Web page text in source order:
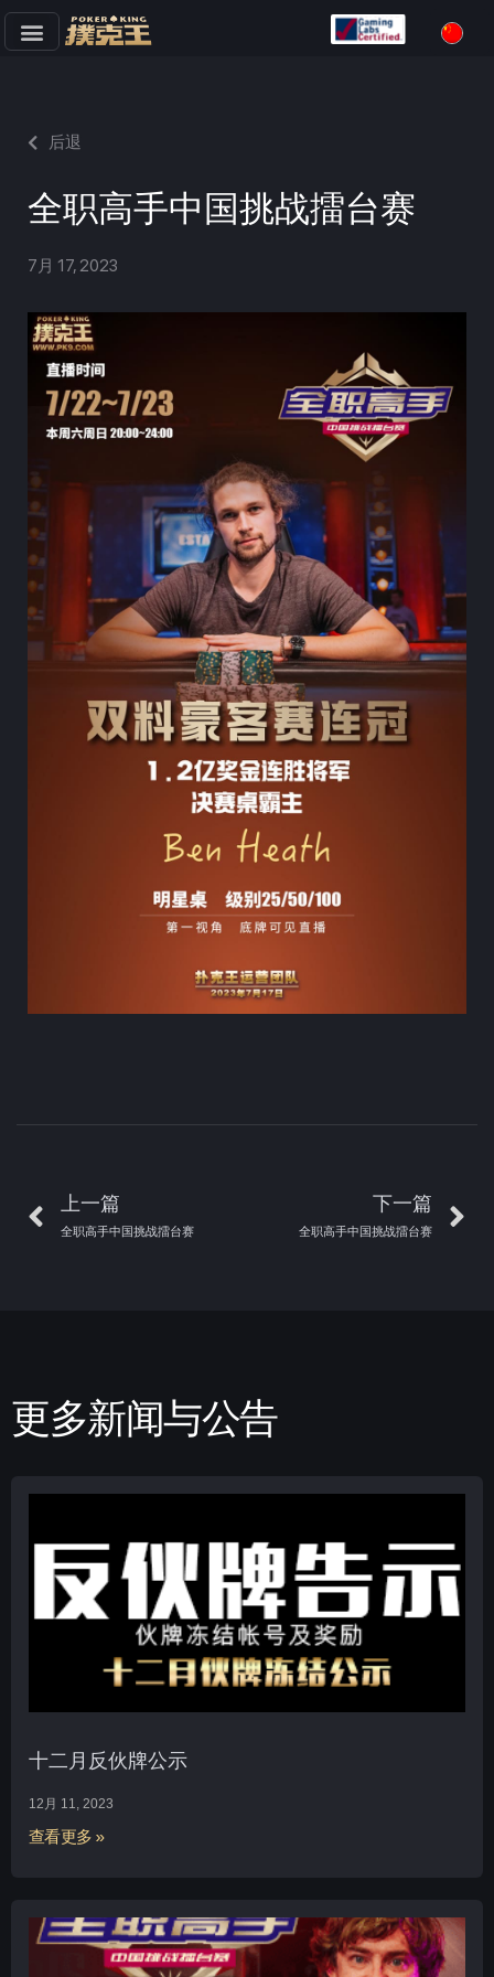
文
后退
全职高手中国挑战擂台赛
7月 17, 2023
上一篇
全职高手中国挑战擂台赛
下一篇
全职高手中国挑战擂台赛
更多新闻与公告
十二月反伙牌公示
12月 11, 2023
查看更多 »